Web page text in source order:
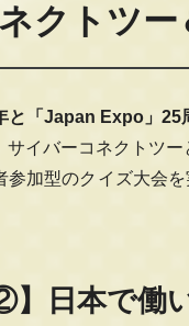
ネクトツ
「Japan Expo」25
イバーコネクトツ
参加型のクイズ大会
】日本で働